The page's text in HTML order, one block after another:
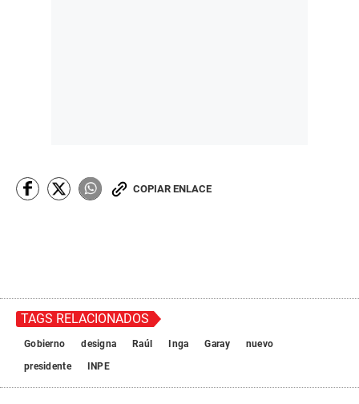
COPIAR ENLACE
TAGS RELACIONADOS
Gobierno designa Raúl Inga Garay
nuevo
presidente
INPE